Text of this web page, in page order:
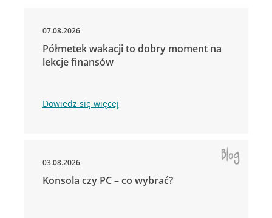
07.08.2026
Półmetek wakacji to dobry moment na
lekcje finansów
Dowiedz się więcej
03.08.2026
Konsola czy PC – co wybrać?